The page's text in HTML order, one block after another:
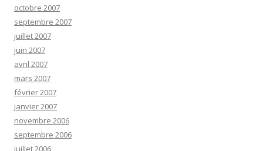
octobre 2007
septembre 2007
juillet 2007
juin 2007
avril 2007
mars 2007
février 2007
janvier 2007
novembre 2006
septembre 2006
juillet 2006